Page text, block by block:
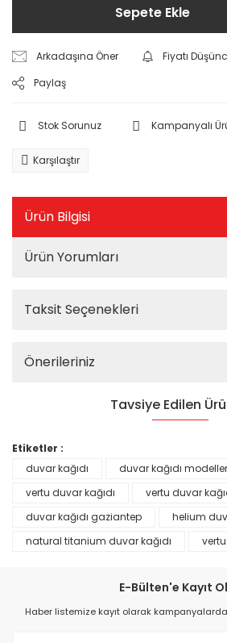
Sepete Ekle
Arkadaşına Öner
Fiyatı
Paylaş
Stok Sorunuz Kampanyalı
Karşılaştır
Ürün Bilgisi
Ürün Yorumları
Taksit Seçenekleri
Önerileriniz
Tavsiye Edilen
Etiketler :
duvar kağıdı
duvar kağıdı
vertu duvar kağıdı
vertu duvar
duvar kağıdı gaziantep
helium
natural titanium duvar kağıdı
E-Bülten'e Kayıt
Haber listemize kayıt olarak